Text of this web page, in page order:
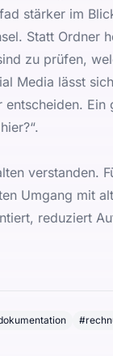
stärker im
Statt Ordner
zu prüfen,
Media lässt
verstanden.
Umgang mit
reduziert
#